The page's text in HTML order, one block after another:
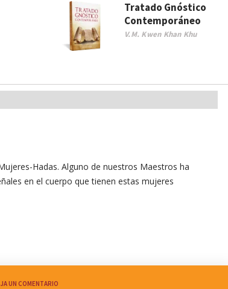
Tratado Gnóstico
Contemporáneo
V.M. Kwen Khan Khu
Hadas. Alguno de nuestros Maestros ha
en el cuerpo que tienen estas mujeres
UN COMENTARIO